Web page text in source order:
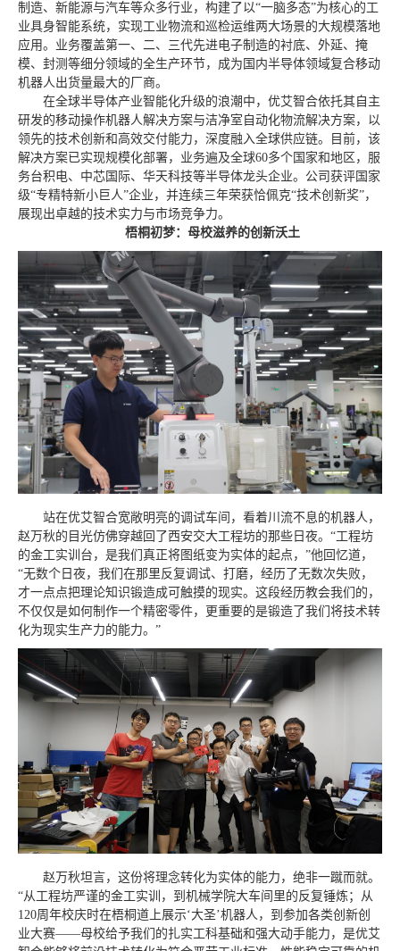
制造、新能源与汽车等众多行业，构建了以“一脑多态”为核心的工
业具身智能系统，实现工业物流和巡检运维两大场景的大规模落地
应用。业务覆盖第一、二、三代先进电子制造的衬底、外延、掩
模、封测等细分领域的全生产环节，成为国内半导体领域复合移动
机器人出货量最大的厂商。
在全球半导体产业智能化升级的浪潮中，优艾智合依托其自主
研发的移动操作机器人解决方案与洁净室自动化物流解决方案，以
领先的技术创新和高效交付能力，深度融入全球供应链。目前，该
解决方案已实现规模化部署，业务遍及全球60多个国家和地区，服
务台积电、中芯国际、华天科技等半导体龙头企业。公司获评国家
级“专精特新小巨人”企业，并连续三年荣获恰佩克“技术创新奖”，
展现出卓越的技术实力与市场竞争力。
梧桐初梦：母校滋养的创新沃土
站在优艾智合宽敞明亮的调试车间，看着川流不息的机器人，
赵万秋的目光仿佛穿越回了西安交大工程坊的那些日夜。“工程坊
的金工实训台，是我们真正将图纸变为实体的起点，”他回忆道，
“无数个日夜，我们在那里反复调试、打磨，经历了无数次失败，
才一点点把理论知识锻造成可触摸的现实。这段经历教会我们的，
不仅仅是如何制作一个精密零件，更重要的是锻造了我们将技术转
化为现实生产力的能力。”
赵万秋坦言，这份将理念转化为实体的能力，绝非一蹴而就。
“从工程坊严谨的金工实训，到机械学院大车间里的反复锤炼；从
120周年校庆时在梧桐道上展示‘大圣’机器人，到参加各类创新创
业大赛——母校给予我们的扎实工科基础和强大动手能力，是优艾